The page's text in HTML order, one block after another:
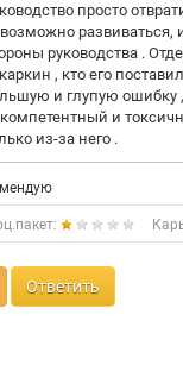
просто
развиваться,
руководства .
, кто его
и глупую ошибку
и
из-за него .
Ответить